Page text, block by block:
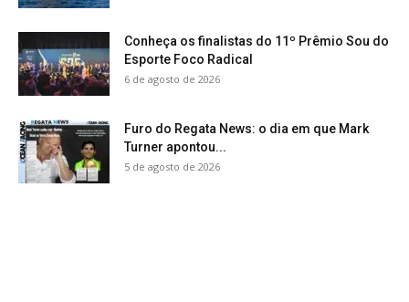
Conheça os finalistas do 11º Prêmio Sou do
Esporte Foco Radical
6 de agosto de 2026
Furo do Regata News: o dia em que Mark
Turner apontou...
5 de agosto de 2026